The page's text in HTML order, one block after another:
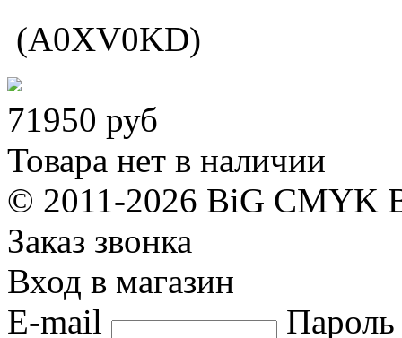
(A0XV0KD)
71950 руб
Товара нет в наличии
© 2011-2026 BiG CMYK
Заказ звонка
Вход в магазин
E-mail
Пароль